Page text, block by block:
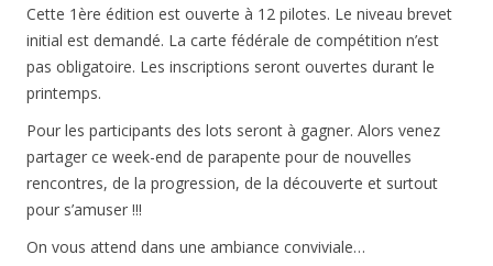
Cette 1ère édition est ouverte à 12 pilotes. Le niveau brevet
initial est demandé. La carte fédérale de compétition n’est
pas obligatoire. Les inscriptions seront ouvertes durant le
printemps.
Pour les participants des lots seront à gagner. Alors venez
partager ce week-end de parapente pour de nouvelles
rencontres, de la progression, de la découverte et surtout
pour s’amuser !!!
On vous attend dans une ambiance conviviale…